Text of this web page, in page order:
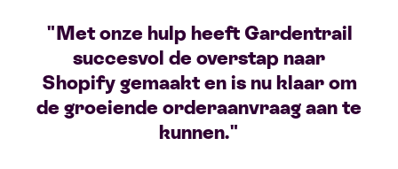
"Met onze hulp heeft Gardentrail
succesvol de overstap naar
Shopify gemaakt en is nu klaar om
de groeiende orderaanvraag aan te
kunnen."